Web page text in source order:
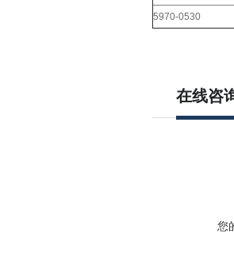
5970-0530
在线咨
您